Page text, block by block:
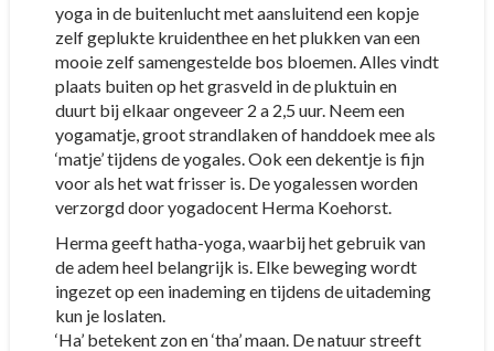
yoga in de buitenlucht met aansluitend een kopje
zelf geplukte kruidenthee en het plukken van een
mooie zelf samengestelde bos bloemen. Alles vindt
plaats buiten op het grasveld in de pluktuin en
duurt bij elkaar ongeveer 2 a 2,5 uur. Neem een
yogamatje, groot strandlaken of handdoek mee als
‘matje’ tijdens de yogales. Ook een dekentje is fijn
voor als het wat frisser is. De yogalessen worden
verzorgd door yogadocent Herma Koehorst.
Herma geeft hatha-yoga, waarbij het gebruik van
de adem heel belangrijk is. Elke beweging wordt
ingezet op een inademing en tijdens de uitademing
kun je loslaten.
‘Ha’ betekent zon en ‘tha’ maan. De natuur streeft